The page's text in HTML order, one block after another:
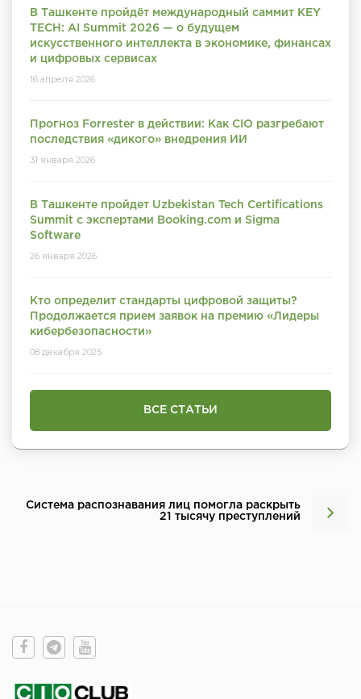
В Ташкенте пройдёт международный саммит KEY
TECH: AI Summit 2026 — о будущем
искусственного интеллекта в экономике, финансах
и цифровых сервисах
16 апреля 2026
Прогноз Forrester в действии: Как CIO разгребают
последствия «дикого» внедрения ИИ
31 января 2026
В Ташкенте пройдет Uzbekistan Tech Certifications
Summit с экспертами Booking.com и Sigma
Software
26 января 2026
Кто определит стандарты цифровой защиты?
Продолжается прием заявок на премию «Лидеры
кибербезопасности»
08 декабря 2025
ВСЕ СТАТЬИ
Система распознавания лиц помогла раскрыть
21 тысячу преступлений